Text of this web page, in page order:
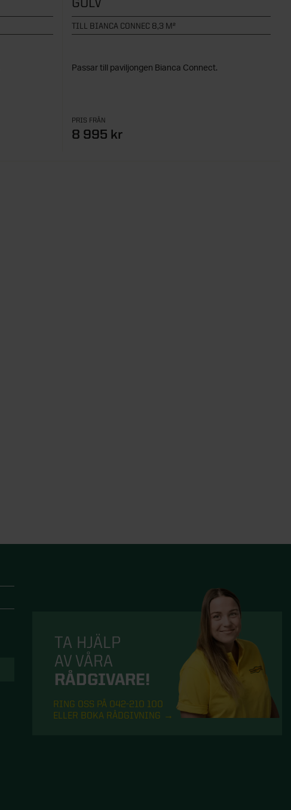
TILL BIANCA CONNEC 8,3 M²
Passar till paviljongen Bianca Connect.
PRIS FRÅN
8 995 kr
TA HJÄLP
AV VÅRA
RÅDGIVARE!
RING OSS PÅ 042-210 100
ELLER BOKA RÅDGIVNING